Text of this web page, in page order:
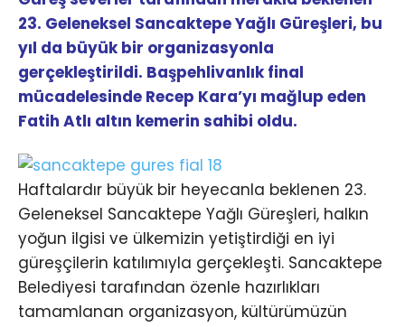
23. Geleneksel Sancaktepe Yağlı Güreşleri, bu
yıl da büyük bir organizasyonla
gerçekleştirildi. Başpehlivanlık final
mücadelesinde Recep Kara’yı mağlup eden
Fatih Atlı altın kemerin sahibi oldu.
Haftalardır büyük bir heyecanla beklenen 23.
Geleneksel Sancaktepe Yağlı Güreşleri, halkın
yoğun ilgisi ve ülkemizin yetiştirdiği en iyi
güreşçilerin katılımıyla gerçekleşti. Sancaktepe
Belediyesi tarafından özenle hazırlıkları
tamamlanan organizasyon, kültürümüzün